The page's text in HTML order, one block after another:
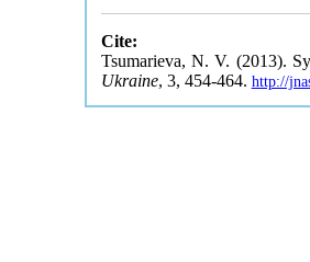
Cite:
Tsumarieva, N. V. (2013).
Ukraine, 3, 454-464. http://